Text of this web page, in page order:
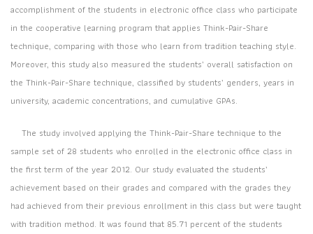
accomplishment of the students in electronic office class who participate
in the cooperative learning program that applies Think-Pair-Share
technique, comparing with those who learn from tradition teaching style.
Moreover, this study also measured the students’ overall satisfaction on
the Think-Pair-Share technique, classified by students’ genders, years in
university, academic concentrations, and cumulative GPAs.
The study involved applying the Think-Pair-Share technique to the
sample set of 28 students who enrolled in the electronic office class in
the first term of the year 2012. Our study evaluated the students’
achievement based on their grades and compared with the grades they
had achieved from their previous enrollment in this class but were taught
with tradition method. It was found that 85.71 percent of the students